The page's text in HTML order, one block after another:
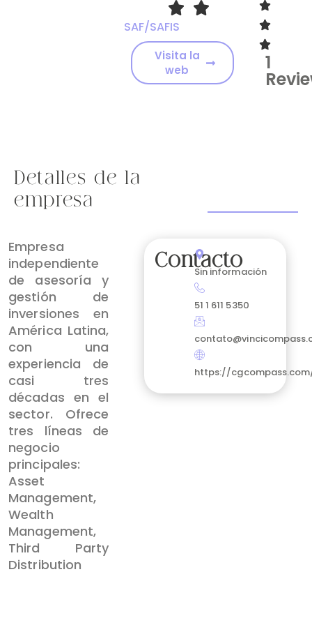
SAF/SAFIS
Visita la
web
1
Detalles de la
empresa
Empresa
independiente
de asesoría y
gestión de
inversiones en
América Latina,
con una
experiencia de
casi tres
décadas en el
sector. Ofrece
tres líneas de
negocio
principales:
Asset
Management,
Wealth
Management,
Third Party
Distribution
Contacto
Sin información
51 1 611 5350
https://